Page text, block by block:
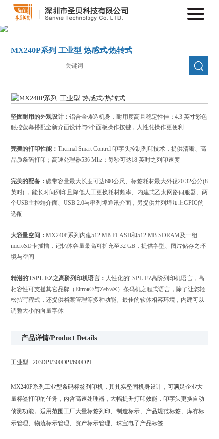
MX240P系列 工业型 热感式/热转式
坚固耐用的外观设计：铝合金铸造机身，耐用度高且稳定性佳；4.3 英寸彩色
触控萤幕搭配全新介面设计与6个面板操作按键，人性化操作更便利
完美的打印性能：Thermal Smart Control 印字头控制列印技术，提供清晰、高
品质条码打印；高速处理器536 Mhz；每秒可达18 英吋之列印速度
完美的配备：碳带容量最大长度可达600公尺、标签耗材最大外径20.32公分(8
英吋) ，能长时间列印且降低人工更换耗材频率、内建式乙太网路伺服器、两
个USB主控端介面、USB 2.0与串列埠通讯介面，另提供并列埠加上GPIO的
选配
大容量空间：MX240P系列内建512 MB FLASH和512 MB SDRAM及一组
microSD卡插槽，记忆体容量最高可扩充至32 GB，提供字型、图片储存之环
境与空间
精湛的TSPL-EZ之高阶列印机语言： 人性化的TSPL-EZ高阶列印机语言，高
相容性可支援其它品牌（Eltron®与Zebra®）条码机之程式语言，除了让您轻
松撰写程式，还提供档案管理等多种功能。最佳的软体相容环境，内建可以
调整大小的向量字体
产品详情/Product Details
工业型 203DPI/300DPI/600DPI
MX240P系列工业型条码标签列印机，其扎实坚固机身设计，可满足企业大
量标签打印的任务，内含高速处理器，大幅提升打印效能，印字头更换自动
侦测功能。适用范围工厂大量标签列印、制造标示、产品规范标签、库存标
示管理、物流标示管理、资产标示管理、珠宝电子产品标签